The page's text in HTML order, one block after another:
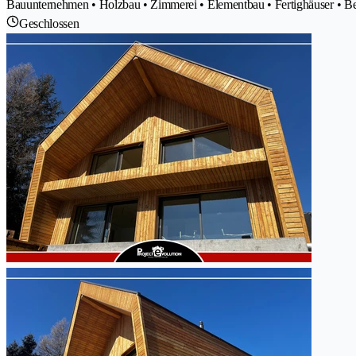
Bauunternehmen • Holzbau • Zimmerei • Elementbau • Fertighäuser •
Geschlossen